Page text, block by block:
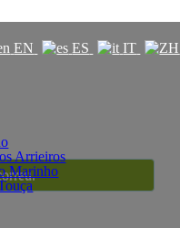
EN ES
IT
Arrieiros
Marinho